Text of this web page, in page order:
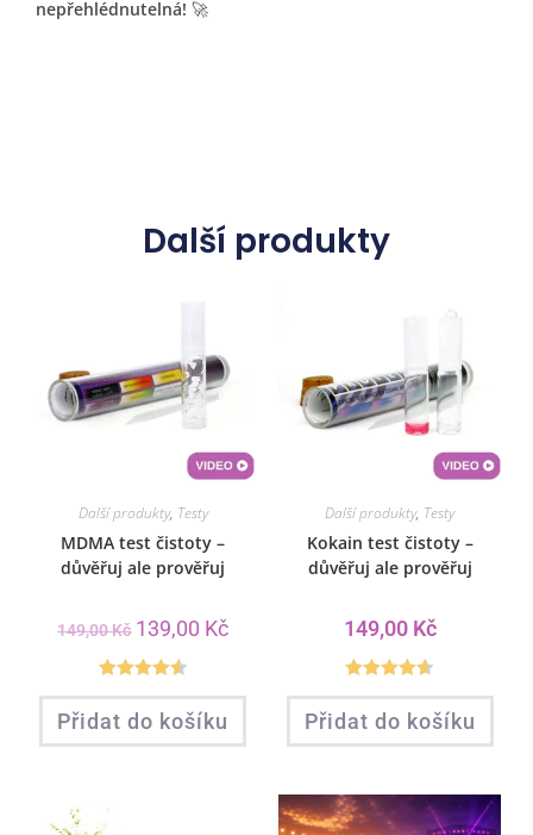
nepřehlédnutelná! 🚀
Další produkty
Další produkty, Testy
MDMA test čistoty –
důvěřuj ale prověřuj
149,00Kč 139,00 Kč
Hodnocení
4.59z 5
Přidat do košíku
Další produkty, Testy
Kokain test čistoty –
důvěřuj ale prověřuj
149,00 Kč
Hodnocení
4.59z 5
Přidat do košíku